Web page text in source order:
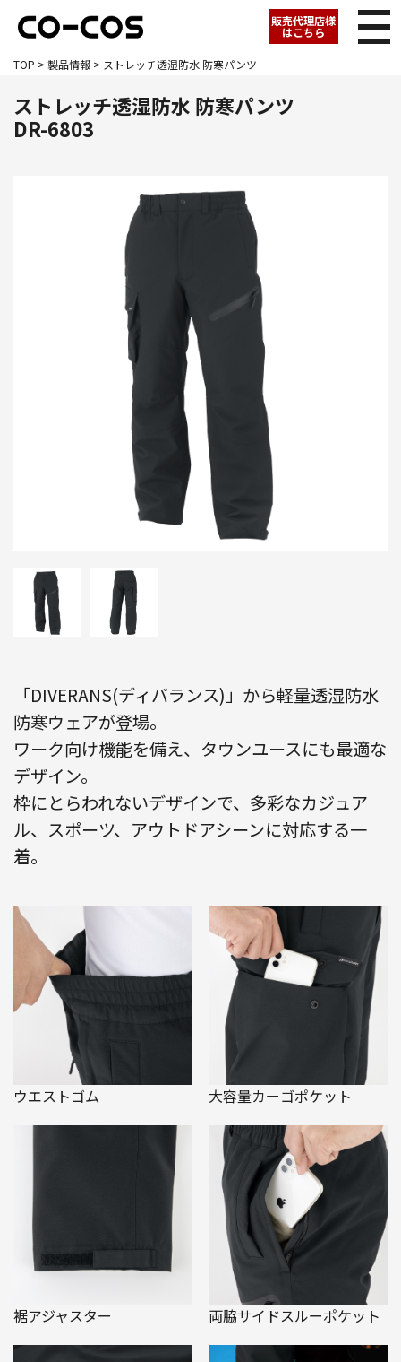
販売代理店様
はこちら
TOP > 製品情報 > ストレッチ透湿防水 防寒パンツ
ストレッチ透湿防水 防寒パンツ
DR-6803
「DIVERANS(ディバランス)」から軽量透湿防水
防寒ウェアが登場。
ワーク向け機能を備え、タウンユースにも最適な
デザイン。
枠にとらわれないデザインで、多彩なカジュア
ル、スポーツ、アウトドアシーンに対応する一
着。
ウエストゴム 大容量カーゴポケット
裾アジャスター 両脇サイドスルーポケット